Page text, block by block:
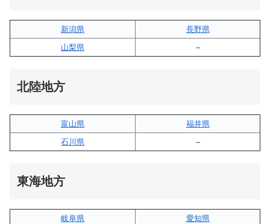
新潟県
長野県
山梨県
–
北陸地方
富山県
福井県
石川県
–
東海地方
岐阜県
愛知県